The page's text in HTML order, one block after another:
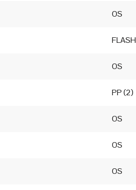
OS
FLASH
OS
PP (2)
OS
OS
OS